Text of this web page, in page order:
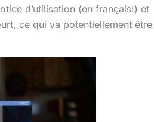
d’utilisation (en français!) et
ce qui va potentiellement être